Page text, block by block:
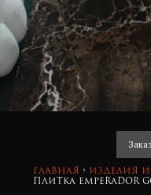
Главная › изделия и
плитка Emperador